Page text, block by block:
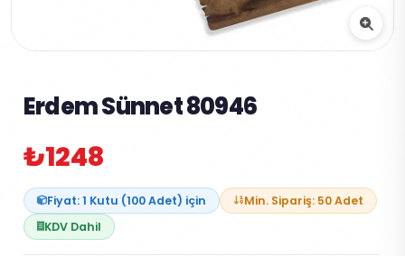
Erdem Sünnet 80946
₺1248
Fiyat: 1 Kutu (100 Adet) için
Min. Sipariş: 50 Adet
KDV Dahil